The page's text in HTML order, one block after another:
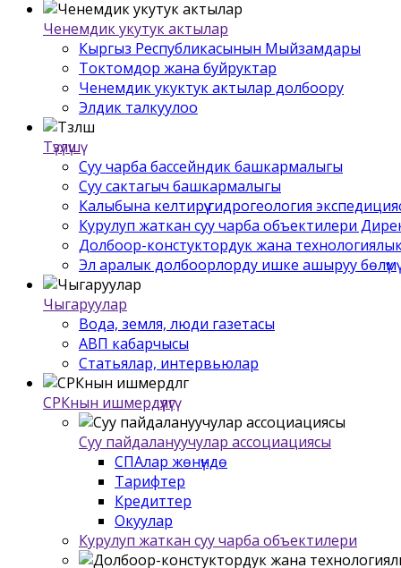
Ченемдик укутук актылар
Кыргыз Республикасынын Мыйзамдары
Токтомдор жана буйруктар
Ченемдик укуктук актылар долбоору
Элдик талкуулоо
Түзүлүшү
Суу чарба бассейндик башкармалыгы
Суу сактагыч башкармалыгы
Калыбына келтирүү гидрогеология
Курулуп жаткан суу чарба объектилери
Долбоор-констуктордук жана
Эл аралык долбоорлорду ишке ашыруу бѳлүмү
Чыгаруулар
Вода, земля, люди газетасы
АВП кабарчысы
Статьялар, интервьюлар
СРКнын ишмердүүлүгү
Суу пайдалануучулар ассоциациясы
СПАлар жѳнүндѳ
Тарифтер
Кредиттер
Окуулар
Курулуп жаткан суу чарба объектилери